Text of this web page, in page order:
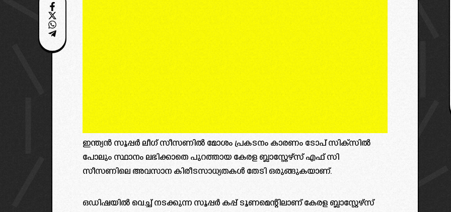
ഇന്ത്യൻ സൂപ്പർ ലീഗ് സീസണിൽ മോശം പ്രകടനം കാരണം ടോപ് സിക്സിൽ
പോലും സ്ഥാനം ലഭിക്കാതെ പുറത്തായ കേരള ബ്ലാസ്റ്റേഴ്‌സ് എഫ് സി
സീസണിലെ അവസാന കിരീടസാധ്യതകൾ തേടി ഒരുങ്ങുകയാണ്.
ഒഡിഷയിൽ വെച്ച് നടക്കുന്ന സൂപ്പർ കപ്പ്‌ ടൂണമെന്റിലാണ് കേരള ബ്ലാസ്റ്റേഴ്‌സ്